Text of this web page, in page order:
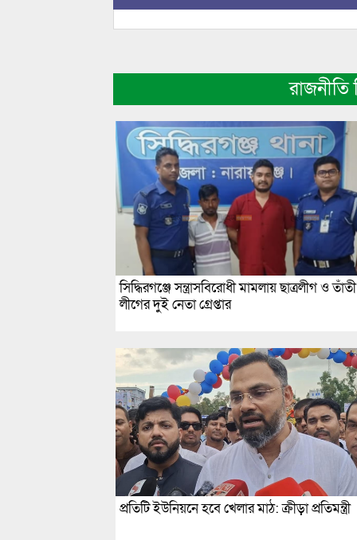
সিদ্ধিরগঞ্জে সন্ত্রাসবিরোধী মামলায় ছাত্রলীগ ও তাঁতী
লীগের দুই নেতা গ্রেপ্তার
প্রতিটি ইউনিয়নে হবে খেলার মাঠ: ক্রীড়া প্রতিমন্ত্রী